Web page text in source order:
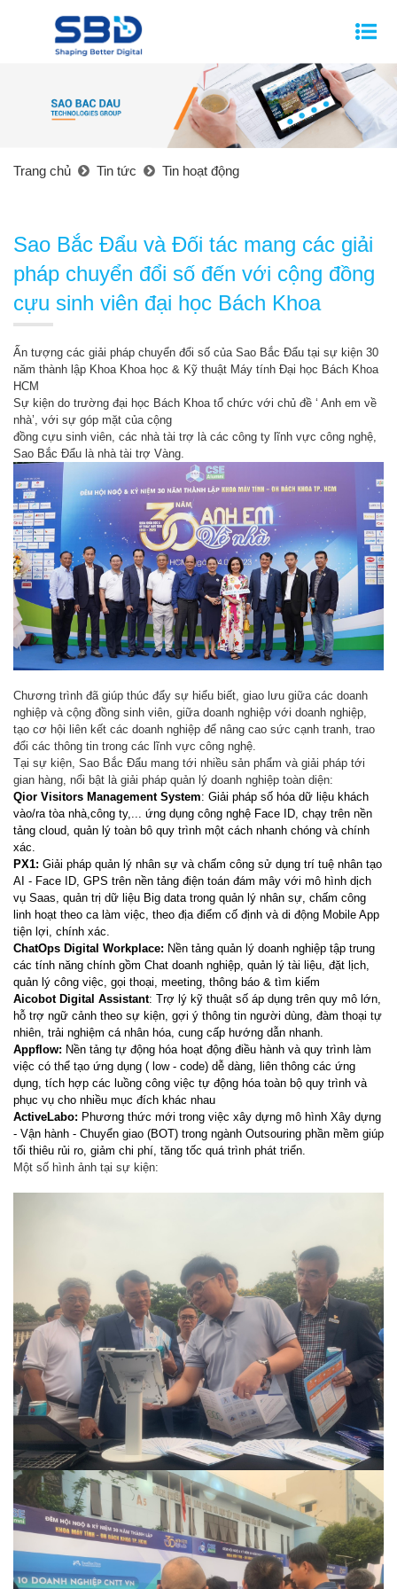
Trang chủ Tin tức Tin hoạt động
Sao Bắc Đẩu và Đối tác mang các giải
pháp chuyển đổi số đến với cộng đồng
cựu sinh viên đại học Bách Khoa
Ấn tượng các giải pháp chuyển đổi số của Sao Bắc Đẩu tại sự kiện 30
năm thành lập Khoa Khoa học & Kỹ thuật Máy tính Đại học Bách Khoa
HCM
Sự kiện do trường đại học Bách Khoa tổ chức với chủ đề ‘ Anh em về
nhà’, với sự góp mặt của cộng
đồng cựu sinh viên, các nhà tài trợ là các công ty lĩnh vực công nghệ,
Sao Bắc Đẩu là nhà tài trợ Vàng.
Chương trình đã giúp thúc đẩy sự hiểu biết, giao lưu giữa các doanh
nghiệp và cộng đồng sinh viên, giữa doanh nghiệp với doanh nghiệp,
tạo cơ hội liên kết các doanh nghiệp để nâng cao sức cạnh tranh, trao
đổi các thông tin trong các lĩnh vực công nghệ.
Tại sự kiện, Sao Bắc Đẩu mang tới nhiều sản phẩm và giải pháp tới
gian hàng, nổi bật là giải pháp quản lý doanh nghiệp toàn diện:
Qior Visitors Management System: Giải pháp số hóa dữ liệu khách
vào/ra tòa nhà,công ty,... ứng dụng công nghệ Face ID, chạy trên nền
tảng cloud, quản lý toàn bô quy trình một cách nhanh chóng và chính
PX1: Giải pháp quản lý nhân sự và chấm công sử dụng trí tuệ nhân tạo
AI - Face ID, GPS trên nền tảng điện toán đám mây với mô hình dịch
vụ Saas, quản trị dữ liệu Big data trong quản lý nhân sự, chấm công
linh hoạt theo ca làm việc, theo địa điểm cố định và di động Mobile App
ChatOps Digital Workplace: Nền tảng quản lý doanh nghiệp tập trung
các tính năng chính gồm Chat doanh nghiệp, quản lý tài liệu, đặt lịch,
Aicobot Digital Assistant: Trợ lý kỹ thuật số áp dụng trên quy mô lớn,
hỗ trợ ngữ cảnh theo sự kiện, gợi ý thông tin người dùng, đàm thoại tự
Appflow: Nền tảng tự động hóa hoạt động điều hành và quy trình làm
việc có thể tạo ứng dụng ( low - code) dễ dàng, liên thông các ứng
dụng, tích hợp các luồng công việc tự động hóa toàn bộ quy trình và
ActiveLabo: Phương thức mới trong việc xây dựng mô hình Xây dựng
- Vận hành - Chuyển giao (BOT) trong ngành Outsouring phần mềm giúp
tối thiêu rủi ro, giảm chi phí, tăng tốc quá trình phát triển.
Một số hình ảnh tại sự kiện: